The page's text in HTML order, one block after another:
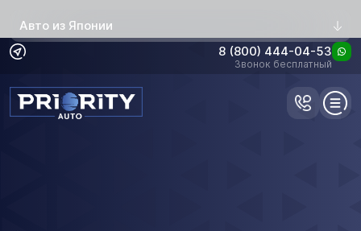
Авто из Японии
8 (800) 444-04-53
Звонок бесплатный